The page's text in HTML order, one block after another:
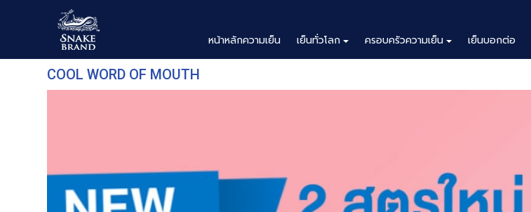
หน้าหลักความเย็น เย็นทั่วโลก ครอบครัวความเย็น เย็นบอกต่อ
COOL WORD OF MOUTH